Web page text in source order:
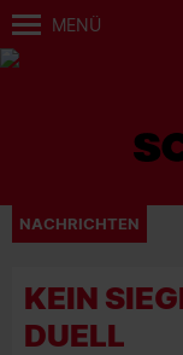
MENÜ
NACHRICHTEN
KEIN
DUELL